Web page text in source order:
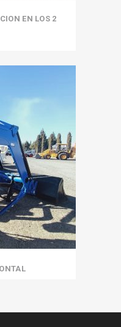
EN LOS 2